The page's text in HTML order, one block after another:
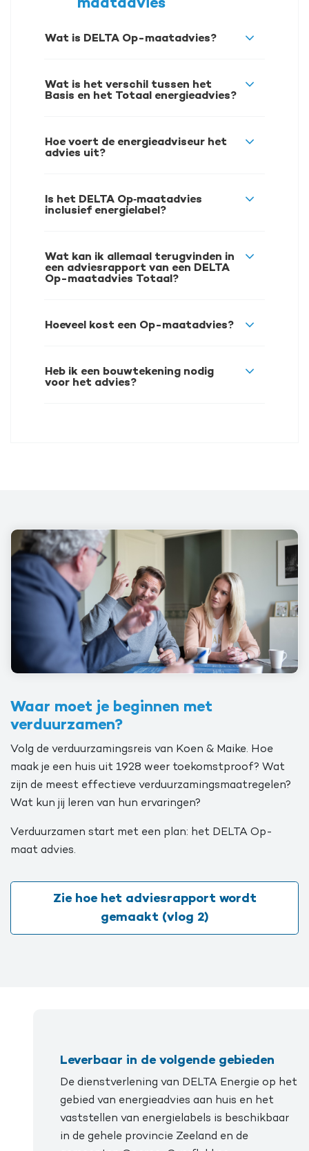
maatadvies
Wat is DELTA Op-maatadvies?
Wat is het verschil tussen het
Basis en het Totaal energieadvies?
Hoe voert de energieadviseur het
advies uit?
Is het DELTA Op‑maatadvies
inclusief energielabel?
Wat kan ik allemaal terugvinden in
een adviesrapport van een DELTA
Op-maatadvies Totaal?
Hoeveel kost een Op-maatadvies?
Heb ik een bouwtekening nodig
voor het advies?
Waar moet je beginnen met
verduurzamen?
Volg de verduurzamingsreis van Koen & Maike. Hoe
maak je een huis uit 1928 weer toekomstproof? Wat
zijn de meest effectieve verduurzamingsmaatregelen?
Wat kun jij leren van hun ervaringen?
Verduurzamen start met een plan: het DELTA Op-
maat advies.
Zie hoe het adviesrapport wordt
gemaakt (vlog 2)
Leverbaar in de volgende gebieden
De dienstverlening van DELTA Energie op het
gebied van energieadvies aan huis en het
vaststellen van energielabels is beschikbaar
in de gehele provincie Zeeland en de